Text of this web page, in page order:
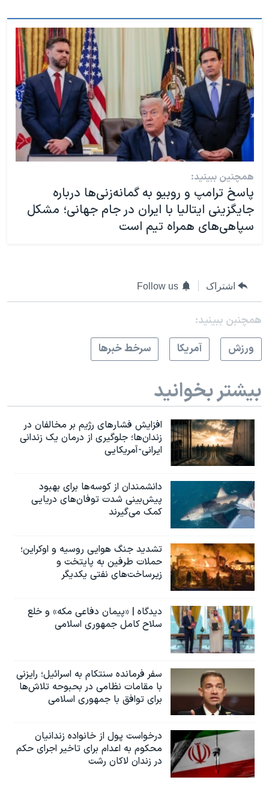
همچنین ببینید:
پاسخ ترامپ و روبیو به گمانه‌زنی‌ها درباره
جایگزینی ایتالیا با ایران در جام جهانی؛ مشکل
سپاهی‌های همراه تیم است
اشتراک Follow us
همچنبن ببینید:
ورزش
آمريکا سرخط خبرها
بیشتر بخوانید
افزایش فشارهای رژیم بر مخالفان در
زندان‌ها؛ جلوگیری از درمان یک زندانی
ایرانی-آمریکایی
دانشمندان از کوسه‌ها برای بهبود
پیش‌بینی شدت توفان‌های دریایی
کمک می‌گیرند
تشدید جنگ هوایی روسیه و اوکراین؛
حملات طرفین به پایتخت‌ و
زیرساخت‌های نفتی یکدیگر
دیدگاه | «پیمان دفاعی مکه» و خلع
سلاح کامل جمهوری اسلامی
سفر فرمانده سنتکام به اسرائیل؛ رایزنی
با مقامات نظامی در بحبوحه تلاش‌ها
برای توافق با جمهوری اسلامی
درخواست پول از خانواده زندانیان
محکوم به‌ اعدام برای تاخیر اجرای حکم
در زندان لاکان رشت